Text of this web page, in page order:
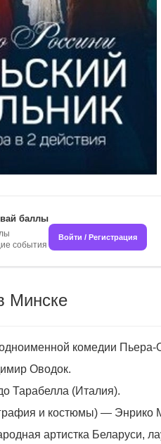
баллы
события
Войти / Регистрация
Минске
комедии
Оводок.
Тарабелла (Италия).
и костюмы) — Энрико
артистка Беларуси,